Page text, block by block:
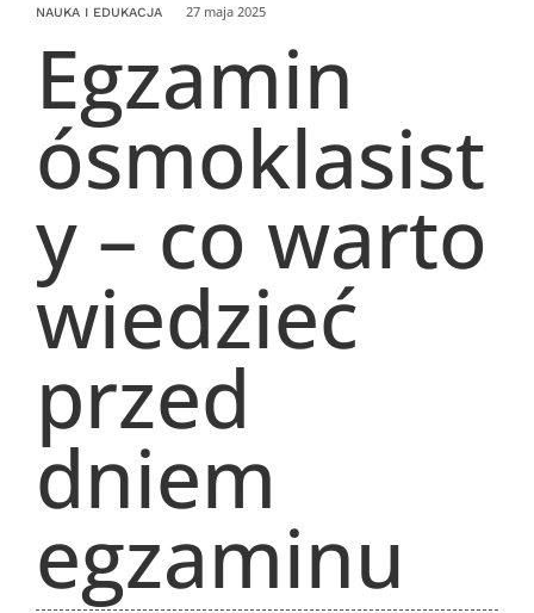
NAUKA I EDUKACJA 27 maja 2025
Egzamin
ósmoklasist
y – co warto
wiedzieć
przed
dniem
egzaminu